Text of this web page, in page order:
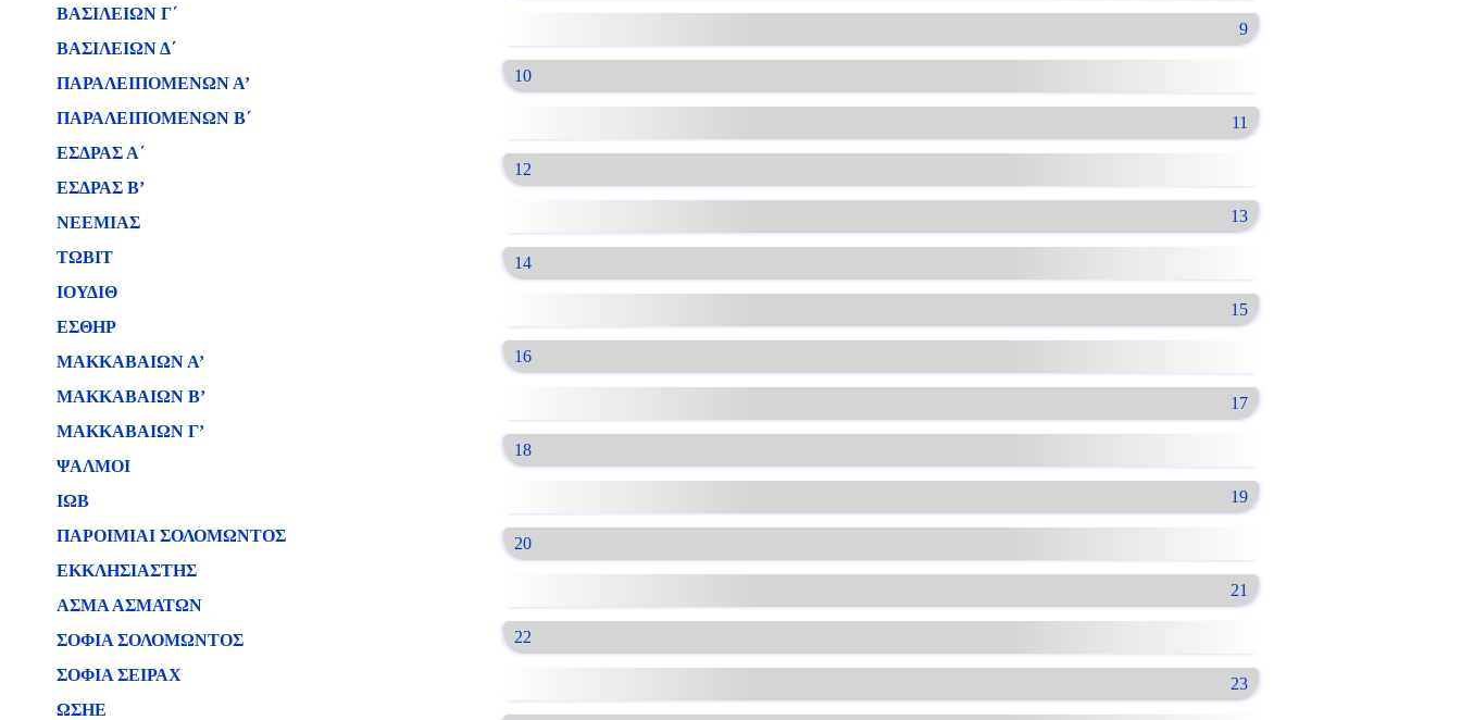
9
10
11
12
13
14
15
16
17
18
19
20
21
22
23
ΒΑΣΙΛΕΙΩΝ Γ΄
ΒΑΣΙΛΕΙΩΝ Δ΄
ΠΑΡΑΛΕΙΠΟΜΕΝΩΝ Α’
ΠΑΡΑΛΕΙΠΟΜΕΝΩΝ Β΄
ΕΣΔΡΑΣ Α΄
ΕΣΔΡΑΣ Β’
ΝΕΕΜΙΑΣ
ΤΩΒΙΤ
ΙΟΥΔΙΘ
ΕΣΘΗΡ
ΜΑΚΚΑΒΑΙΩΝ Α’
ΜΑΚΚΑΒΑΙΩΝ Β’
ΜΑΚΚΑΒΑΙΩΝ Γ’
ΨΑΛΜΟΙ
ΙΩΒ
ΠΑΡΟΙΜΙΑΙ ΣΟΛΟΜΩΝΤΟΣ
ΕΚΚΛΗΣΙΑΣΤΗΣ
ΑΣΜΑ ΑΣΜΑΤΩΝ
ΣΟΦΙΑ ΣΟΛΟΜΩΝΤΟΣ
ΣΟΦΙΑ ΣΕΙΡΑΧ
ΩΣΗΕ